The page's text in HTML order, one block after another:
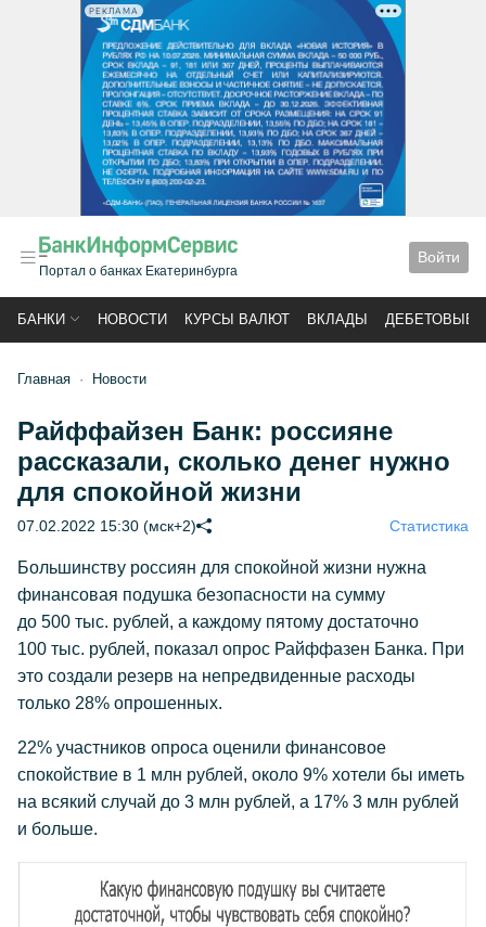
РЕКЛАМА
Портал о банках Екатеринбурга
Войти
БАНКИ НОВОСТИ КУРСЫ ВАЛЮТ ВКЛАДЫ ДЕБЕТОВЫЕ
Главная Новости
Райффайзен Банк: россияне
рассказали, сколько денег нужно
для спокойной жизни
07.02.2022 15:30 (мск+2) Статистика
Большинству россиян для спокойной жизни нужна
финансовая подушка безопасности на сумму
до 500 тыс. рублей, а каждому пятому достаточно
100 тыс. рублей, показал опрос Райффазен Банка. При
это создали резерв на непредвиденные расходы
только 28% опрошенных.
22% участников опроса оценили финансовое
спокойствие в 1 млн рублей, около 9% хотели бы иметь
на всякий случай до 3 млн рублей, а 17% 3 млн рублей
и больше.